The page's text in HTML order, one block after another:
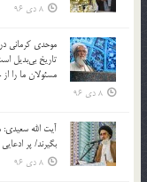
8 دی 96
موحدی کرمانی
تاریخ بی‌بدیل
مسئولان ما را
8 دی 96
آیت الله
بگیرند/ پر
8 دی 96